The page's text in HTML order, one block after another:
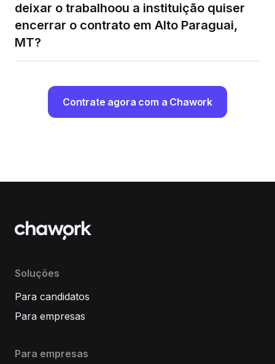
deixar o trabalhoou a instituição quiser
encerrar o contrato em Alto Paraguai,
MT?
Contrate agora com a Chawork
Soluções
Para candidatos
Para empresas
Para empresas